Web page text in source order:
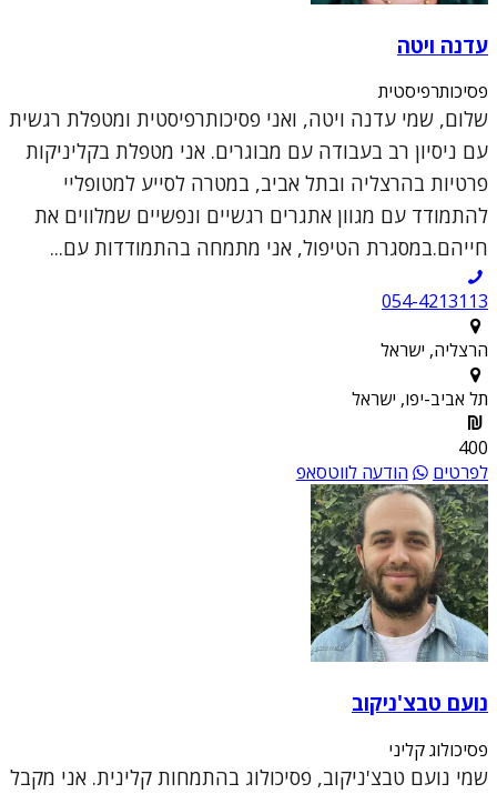
עדנה ויטה
פסיכותרפיסטית
שלום, שמי עדנה ויטה, ואני פסיכותרפיסטית ומטפלת רגשית
עם ניסיון רב בעבודה עם מבוגרים. אני מטפלת בקליניקות
פרטיות בהרצליה ובתל אביב, במטרה לסייע למטופליי
להתמודד עם מגוון אתגרים רגשיים ונפשיים שמלווים את
חייהם.במסגרת הטיפול, אני מתמחה בהתמודדות עם...
054-4213113
הרצליה, ישראל
תל אביב-יפו, ישראל
400
לפרטים
הודעה לווטסאפ
נועם טבצ'ניקוב
פסיכולוג קליני
שמי נועם טבצ'ניקוב, פסיכולוג בהתמחות קלינית. אני מקבל